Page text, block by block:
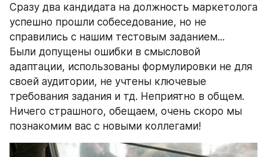
Сразу два кандидата на должность маркетолога
успешно прошли собеседование, но не
справились с нашим тестовым заданием...
Были допущены ошибки в смысловой
адаптации, использованы формулировки не для
своей аудитории, не учтены ключевые
требования задания и тд. Неприятно в общем.
Ничего страшного, обещаем, очень скоро мы
познакомим вас с новыми коллегами!